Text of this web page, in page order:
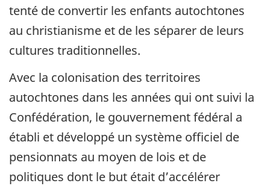
tenté de convertir les enfants autochtones
au christianisme et de les séparer de leurs
cultures traditionnelles.
Avec la colonisation des territoires
autochtones dans les années qui ont suivi la
Confédération, le gouvernement fédéral a
établi et développé un système officiel de
pensionnats au moyen de lois et de
politiques dont le but était d’accélérer